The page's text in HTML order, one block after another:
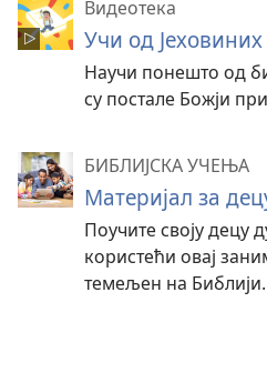
Видеотека
Учи од
Научи понешто од
су постале Божји
БИБЛИЈСКА УЧЕЊА
Материјал за
Поучите своју децу
користећи овај
темељен на Библији.